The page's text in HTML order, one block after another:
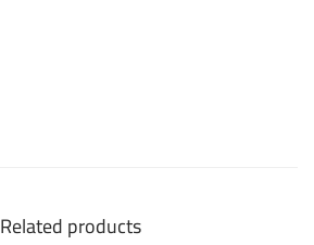
Related products